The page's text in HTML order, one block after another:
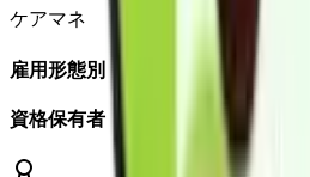
ケアマネ
雇用形態別
資格保有者